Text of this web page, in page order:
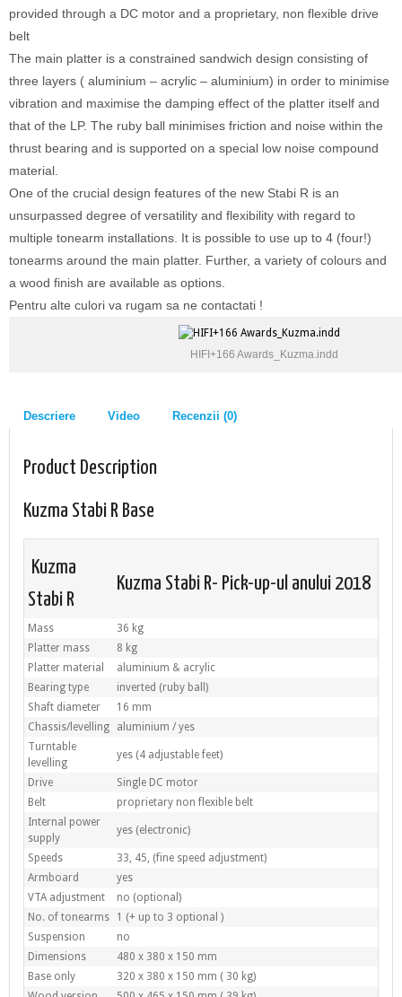
provided through a DC motor and a proprietary, non flexible drive
belt
The main platter is a constrained sandwich design consisting of
three layers ( aluminium – acrylic – aluminium) in order to minimise
vibration and maximise the damping effect of the platter itself and
that of the LP. The ruby ball minimises friction and noise within the
thrust bearing and is supported on a special low noise compound
material.
One of the crucial design features of the new Stabi R is an
unsurpassed degree of versatility and flexibility with regard to
multiple tonearm installations. It is possible to use up to 4 (four!)
tonearms around the main platter. Further, a variety of colours and
a wood finish are available as options.
Pentru alte culori va rugam sa ne contactati !
HIFI+166 Awards_Kuzma.indd
Descriere Video Recenzii (0)
Product Description
Kuzma Stabi R Base
Kuzma
Stabi R
Kuzma Stabi R- Pick-up-ul anului 2018
Mass
36 kg
Platter mass
8 kg
Platter material
aluminium & acrylic
Bearing type
inverted (ruby ball)
Shaft diameter
16 mm
Chassis/levelling
aluminium / yes
Turntable
levelling
yes (4 adjustable feet)
Drive
Single DC motor
Belt
proprietary non flexible belt
Internal power
supply
yes (electronic)
Speeds
33, 45, (fine speed adjustment)
Armboard
yes
VTA adjustment
no (optional)
No. of tonearms
1 (+ up to 3 optional )
Suspension
no
Dimensions
480 x 380 x 150 mm
Base only
320 x 380 x 150 mm ( 30 kg)